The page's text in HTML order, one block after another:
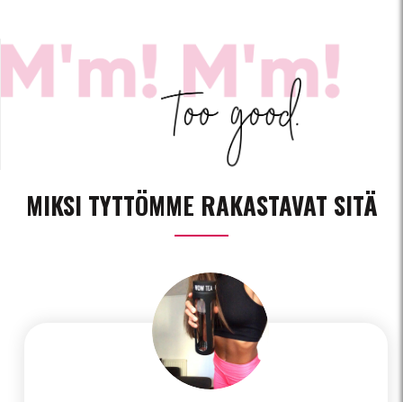
MIKSI TYTTÖMME RAKASTAVAT SITÄ